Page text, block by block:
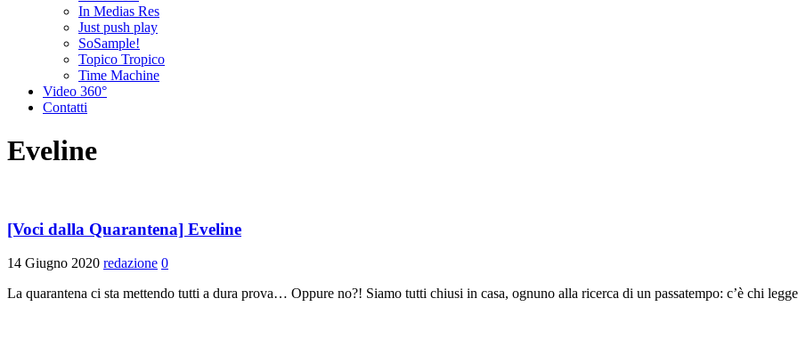
In Medias Res
Just push play
SoSample!
Topico Tropico
Time Machine
Video 360°
Contatti
Eveline
[Voci dalla Quarantena] Eveline
14 Giugno 2020 redazione 0
La quarantena ci sta mettendo tutti a dura prova… Oppure no?! Siamo tutti chiusi in casa, ognuno alla ricerca di un passatempo: c’è chi